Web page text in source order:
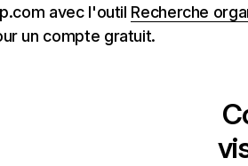
avec l'outil Recherche
un compte gratuit.